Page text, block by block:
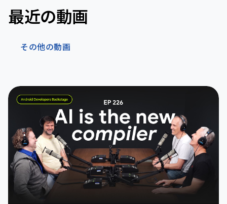
最近の動画
その他の動画